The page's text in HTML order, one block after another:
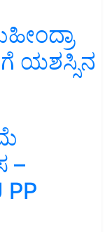
ಯಶಸ್ಸಿನ
–